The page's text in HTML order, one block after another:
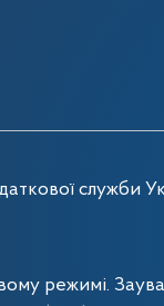
служби
режимі.